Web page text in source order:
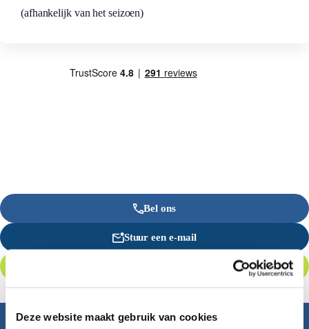
Deze website maakt gebruik van cookies
(afhankelijk van het seizoen)
Bel ons
Stuur een e-mail
Inspiratie nodig?